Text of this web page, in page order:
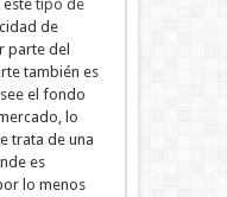
este tipo de
de
parte del
también es
el fondo
lo
trata de una
es
lo menos